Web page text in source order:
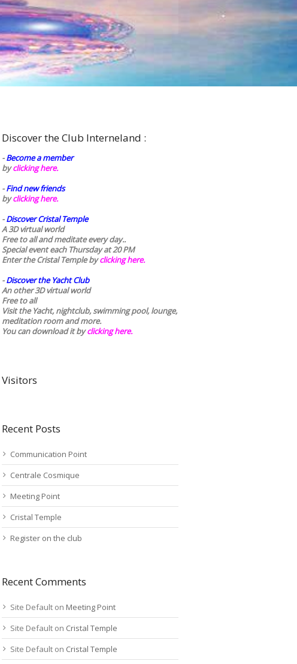
Discover the Club Interneland :
-Become a member
byclicking here.
-Find new friends
byclicking here.
-Discover Cristal Temple
A 3D virtual world
Free to all and meditate every day..
Special event each Thursday at 20 PM
Enter the Cristal Temple byclicking here.
-Discover the Yacht Club
An other 3D virtual world
Free to all
Visit the Yacht, nightclub, swimming pool, lounge,
meditation room and more.
You can download it byclicking here.
Visitors
Recent Posts
Communication Point
Centrale Cosmique
Meeting Point
Cristal Temple
Register on the club
Recent Comments
Site Default on Meeting Point
Site Default on Cristal Temple
Site Default on Cristal Temple